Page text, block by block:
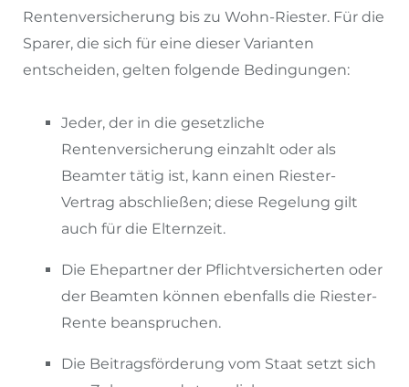
Rentenversicherung bis zu Wohn-Riester. Für die
Sparer, die sich für eine dieser Varianten
entscheiden, gelten folgende Bedingungen:
Jeder, der in die gesetzliche
Rentenversicherung einzahlt oder als
Beamter tätig ist, kann einen Riester-
Vertrag abschließen; diese Regelung gilt
auch für die Elternzeit.
Die Ehepartner der Pflichtversicherten oder
der Beamten können ebenfalls die Riester-
Rente beanspruchen.
Die Beitragsförderung vom Staat setzt sich